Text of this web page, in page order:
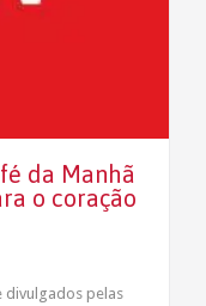
da Manhã
o coração
divulgados pelas